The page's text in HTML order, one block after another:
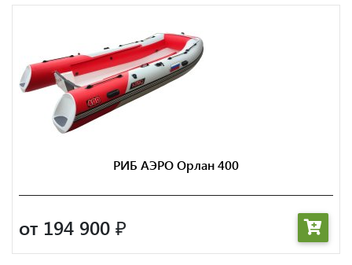
РИБ АЭРО Орлан 400
от 194 900 ₽